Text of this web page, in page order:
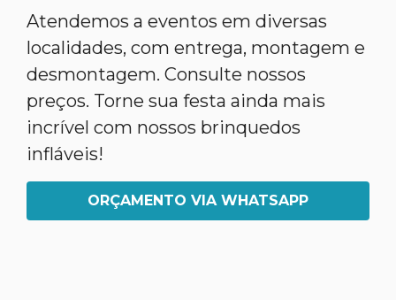
Atendemos a eventos em diversas
localidades, com entrega, montagem e
desmontagem. Consulte nossos
preços. Torne sua festa ainda mais
incrível com nossos brinquedos
infláveis!
ORÇAMENTO VIA WHATSAPP